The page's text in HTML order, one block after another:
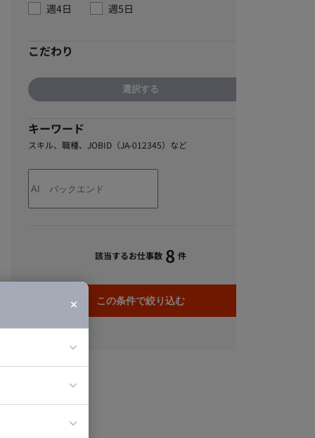
週4日
週5日
こだわり
選択する
キーワード
スキル、職種、JOBID（JA-012345）など
該当するお仕事数 8 件
この条件で絞り込む